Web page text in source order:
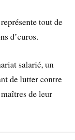
tout de
d’euros.
salarié, un
de lutter contre
de leur